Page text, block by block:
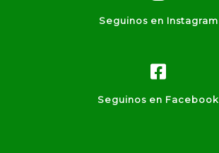
Seguinos en Instagram
Seguinos en Facebook